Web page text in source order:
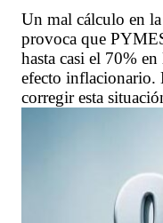
Un mal cálculo en
provoca que
hasta casi el 70%
efecto inflacionario.
corregir esta